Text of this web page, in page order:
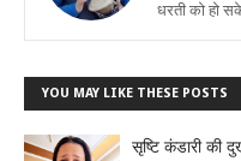
धरती को हो
YOU MAY LIKE THESE POSTS
सृष्टि कंडारी की